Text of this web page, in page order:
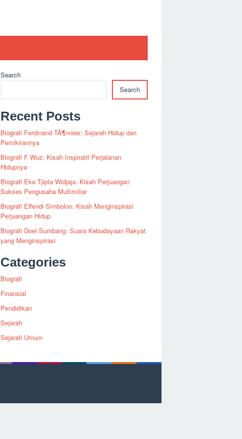
Search
Search
Recent Posts
Biografi Ferdinand TÃ¶nnies: Sejarah Hidup dan
Pemikirannya
Biografi F Wuz: Kisah Inspiratif Perjalanan
Hidupnya
Biografi Eka Tjipta Widjaja: Kisah Perjuangan
Sukses Pengusaha Multimiliar
Biografi Effendi Simbolon: Kisah Menginspirasi
Perjuangan Hidup
Biografi Doel Sumbang: Suara Kebudayaan Rakyat
yang Menginspirasi
Categories
Biografi
Finansial
Pendidikan
Sejarah
Sejarah Umum